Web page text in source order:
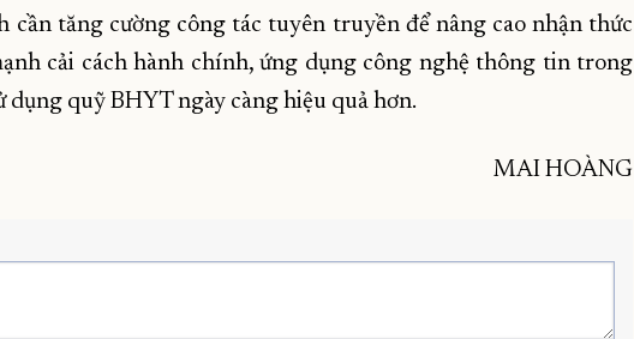
cần tăng cường công tác tuyên truyền để nâng cao nhận thức
cải cách hành chính, ứng dụng công nghệ thông tin trong
dụng quỹ BHYT ngày càng hiệu quả hơn.
MAI HOÀNG